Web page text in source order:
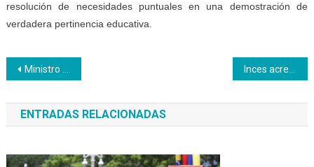
resolución de necesidades puntuales en una demostración de
verdadera pertinencia educativa.
Navegación
de
entradas
Ministro Istúriz instala el primer congreso estudiantil de adultos en Venezuela Inces acreditará los saberes de los trabajadores de Pdvsa Refinería El Palito
ENTRADAS RELACIONADAS